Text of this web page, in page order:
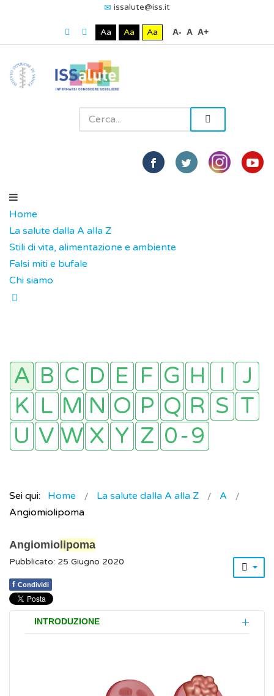
issalute@iss.it
Aa Aa Aa A- A A+
Home
La salute dalla A alla Z
Stili di vita, alimentazione e ambiente
Falsi miti e bufale
Chi siamo
Sei qui: Home La salute dalla A alla Z
A
Angiomiolipoma
Angiomio lipoma
Pubblicato: 25 Giugno 2020
f Condividi
INTRODUZIONE